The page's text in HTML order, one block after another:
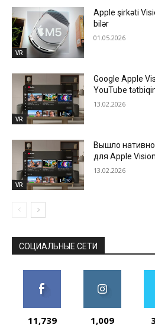
VR
Apple şirkəti
bilər
01.05.2026
VR
Google Apple
YouTube
13.02.2026
VR
Вышло
для Apple
13.02.2026
СОЦИАЛЬНЫЕ СЕТИ
11,739 1,009